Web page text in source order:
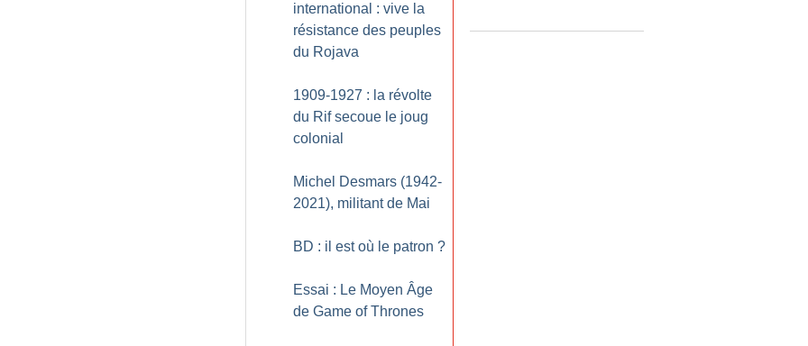
international : vive la
résistance des peuples
du Rojava
1909-1927 : la révolte
du Rif secoue le joug
colonial
Michel Desmars (1942-
2021), militant de Mai
BD : il est où le patron ?
Essai : Le Moyen Âge
de Game of Thrones